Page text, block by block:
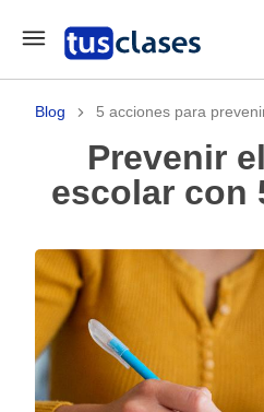
Blog 5 acciones para
Prevenir el fracaso
escolar con